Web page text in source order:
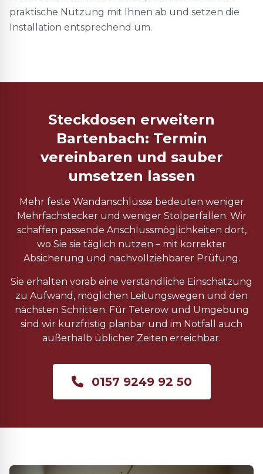
praktische Nutzung mit Ihnen ab und setzen die
Installation entsprechend um.
Steckdosen erweitern
Bartenbach: Termin
vereinbaren und sauber
umsetzen lassen
Mehr feste Wandanschlüsse bedeuten weniger
Mehrfachstecker und weniger Stolperfallen. Wir
schaffen passende Anschlussmöglichkeiten dort,
wo Sie sie täglich nutzen – mit korrekter
Absicherung und nachvollziehbarer Prüfung.
Sie erhalten vorab eine verständliche Einschätzung
zu Aufwand, möglichen Leitungswegen und den
nächsten Schritten. Für Teterow und Umgebung
sind wir kurzfristig planbar und im Notfall auch
außerhalb üblicher Zeiten erreichbar.
0157 9249 92 50